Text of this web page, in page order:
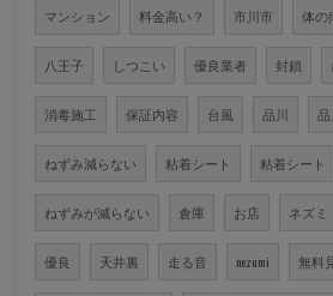
マンション 料金高い？ 市川市 体の
八王子 しつこい 優良業者 封鎖
消毒施工 保証内容 台風 品川 品
ねずみ減らない 粘着シート 粘着シート
ねずみが減らない 倉庫 お店 ネズ
優良 天井裏 走る音 nezumi 無料